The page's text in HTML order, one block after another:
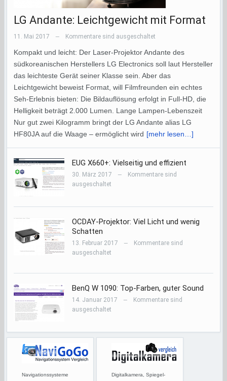
LG Andante: Leichtgewicht mit Format
11. Mai 2017 — Kommentare sind ausgeschaltet
Kompakt und leicht: Der Laser-Projektor Andante des
südkoreanischen Herstellers LG Electronics soll laut Hersteller
das leichteste Gerät seiner Klasse sein. Aber das
Leichtgewicht beweist Format, will Filmfreunden ein echtes
Seh-Erlebnis bieten: Die Bildauflösung erfolgt in Full-HD, die
Helligkeit beträgt 2.000 Lumen. Lange Lampen-Lebenszeit
Nur gut zwei Kilogramm bringt der LG Andante alias LG
HF80JA auf die Waage – ermöglicht wird [mehr lesen…]
EUG X660+: Vielseitig und effizient
30. März 2017 —
Kommentare sind
ausgeschaltet
OCDAY-Projektor: Viel Licht und wenig
Schatten
13. Februar 2017 —
Kommentare sind
ausgeschaltet
BenQ W 1090: Top-Farben, guter Sound
14. Januar 2017 —
Kommentare sind
ausgeschaltet
Navigationssysteme
Digitalkamera, Spiegel-